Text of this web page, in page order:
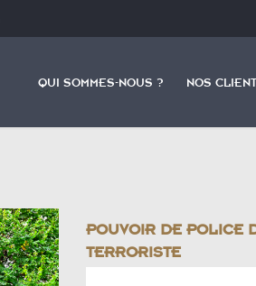
QUI SOMMES-NOUS ? NOS
POUVOIR DE POLICE
TERRORISTE